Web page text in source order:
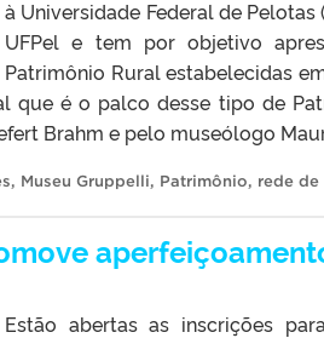
à Universidade Federal de
UFPel e tem por objetivo
Patrimônio Rural estabelecidas
que é o palco desse tipo de
Brahm e pelo museólogo
, Museu Gruppelli, Patrimônio, rede de
Estão abertas as inscrições